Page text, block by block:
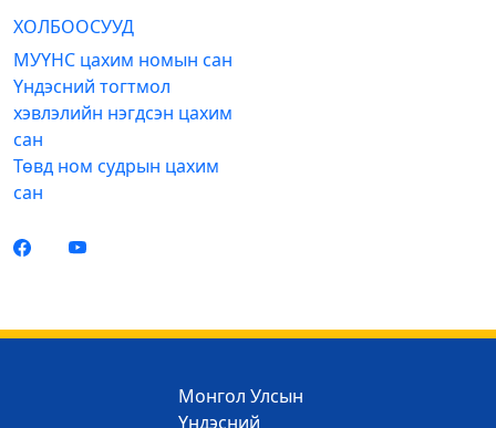
ХОЛБООСУУД
МУҮНС цахим номын сан
Үндэсний тогтмол
хэвлэлийн нэгдсэн цахим
сан
Төвд ном судрын цахим
сан
Монгол Улсын
Үндэсний